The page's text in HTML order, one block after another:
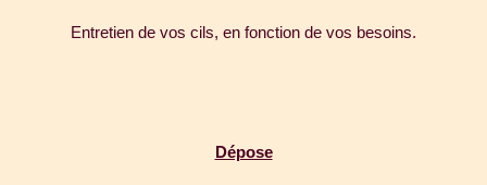
Entretien de vos cils, en fonction de vos besoins.
Dépose